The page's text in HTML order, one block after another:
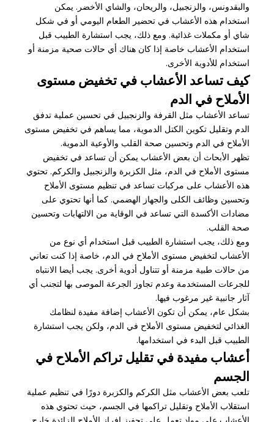
والبقدونس، والزنجبيل، والريحان، والشاي الأخضر. يمكن
استخدام هذه الأعشاب في تحضير الطعام اليومي أو في شكل
شاي أو مكملات غذائية. ومع ذلك، يجب استشارة الطبيب قبل
استخدام الأعشاب خاصة إذا كان هناك أي حالات صحية مزمنة أو
استخدام للأدوية الأخرى.
كيف تساعد الأعشاب في تخفيض مستوى
الأملاح في الدم
تساعد الأعشاب مثل القرفة والزنجبيل في تحسين عملية تدفق
الدم وتقليل تكوين الكتل الدموية، مما يساهم في تخفيض مستوى
الأملاح في الدم وتحسين صحة القلب والأوعية الدموية.
تظهر الأبحاث أن بعض الأعشاب يمكن أن تساعد في تخفيض
مستوى الأملاح في الدم، مثل الكزبرة والزنجبيل والكركم. تحتوي
هذه الأعشاب على مركبات تساعد في تنظيم مستوى الأملاح
وتحسين وظائف الكلى والجهاز الهضمي. كما أنها تحتوي على
مضادات الأكسدة التي تساعد في الوقاية من الالتهابات وتحسين
صحة القلب.
ومع ذلك، يجب استشارة الطبيب قبل استخدام أي نوع من
الأعشاب لتخفيض مستوى الأملاح في الدم، خاصة إذا كنت تعاني
من حالات طبية مزمنة أو تتناول أدوية أخرى. يجب أيضا الانتباه
للجرعات المستخدمة وعدم تجاوز الجرعة الموصى بها لتجنب أي
آثار جانبية غير مرغوب فيها.
بشكل عام، يمكن أن تكون الأعشاب إضافة مفيدة لنظامك
الغذائي لتخفيض مستوى الأملاح في الدم، ولكن يجب استشارة
الطبيب قبل البدء في استخدامها.
أعشاب مفيدة في تقليل تراكم الأملاح في
الجسم
تلعب بعض الأعشاب مثل الكركم والكزبرة دورًا في تنظيم عملية
استقلاب الأملاح وتقليل تراكمها في الجسم، حيث تحتوي هذه